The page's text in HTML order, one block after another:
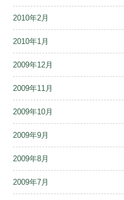
2010年2月
2010年1月
2009年12月
2009年11月
2009年10月
2009年9月
2009年8月
2009年7月